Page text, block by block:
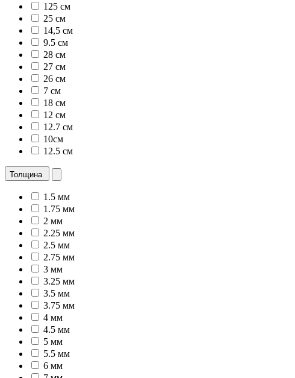
125 см
25 см
14,5 см
9.5 см
28 см
27 см
26 см
7 см
18 см
12 см
12.7 см
10см
12.5 см
Толщина
1.5 мм
1.75 мм
2 мм
2.25 мм
2.5 мм
2.75 мм
3 мм
3.25 мм
3.5 мм
3.75 мм
4 мм
4.5 мм
5 мм
5.5 мм
6 мм